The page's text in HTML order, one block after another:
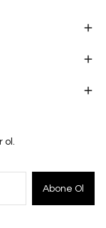
ol.
Abone Ol